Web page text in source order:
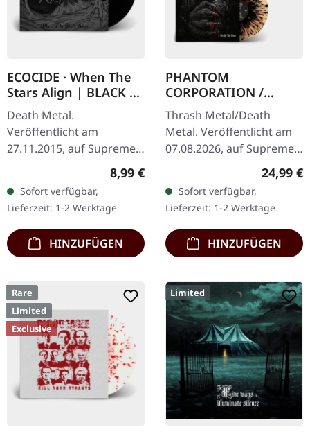
ECOCIDE · When The
Stars Align | BLACK 7"
EP
Death Metal.
Veröffentlicht am
27.11.2015, auf Supreme
Chaos Records. Schweres
schwarzes 7" Vinyl im
dicken Cover. Limitiert auf
200 handnummerierte…
Regulärer Preis:
8,99 €
Sofort verfügbar,
Lieferzeit: 1-2 Werktage
HINZUFÜGEN
PHANTOM
CORPORATION /
CATBREATH ·
Commando / Die By
The Claw |
ORANGE/BLACK/RED
Thrash Metal/Death
Metal. Veröffentlicht am
07.08.2026, auf Supreme
Chaos Records. Oranges
Vinyl mit schwarzen und
roten Splattern im
schweren…
24,99 €
Sofort verfügbar,
Lieferzeit: 1-2 Werktage
HINZUFÜGEN
Rare
Limited
Exclusive
Limited